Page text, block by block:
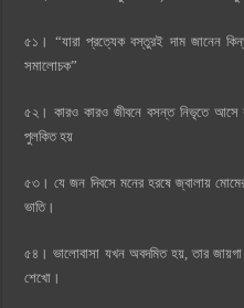
৫১। “যারা প্রত্যেক বস্তুরই দাম জানেন
সমালোচক”
৫২। কারও কারও জীবনে বসন্ত নিভৃতে আসে
পুলকিত হয়
৫৩। যে জন দিবসে মনের হরষে জ্বালায়
ভাতি।
৫৪। ভালোবাসা যখন অবদমিত হয়, তার
শেখো।